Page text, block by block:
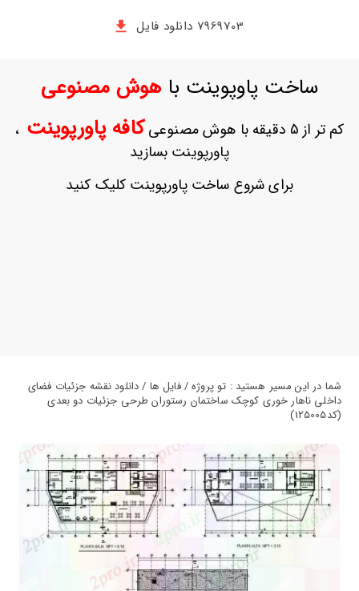
حساب
ثبت
بازیابی
7969703 دانلود فایل
ساخت پاوپوینت باهوش مصنوعی
کم تر از 5 دقیقه با هوش مصنوعی کافه پاورپوینت ،
پاورپوینت بسازید
برای شروع ساخت پاورپوینت کلیک کنید
شما در این مسیر هستید : تو پروژه / فایل ها / دانلود نقشه جزئیات فضای
داخلی ناهار خوری کوچک ساختمان رستوران طرحی جزئیات دو بعدی
(کد125005)